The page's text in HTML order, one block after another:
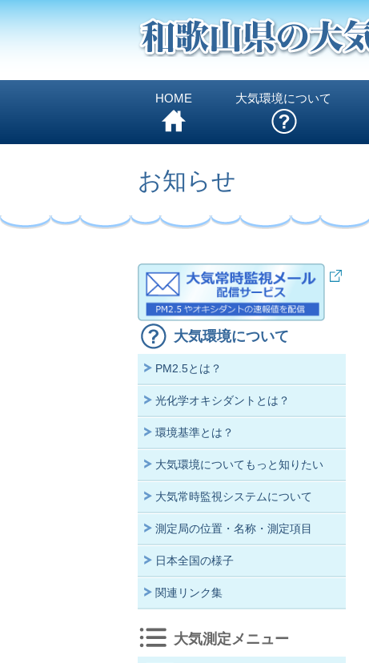
HOME 大気環境について
お知らせ
大気環境について
PM2.5とは？
光化学オキシダントとは？
環境基準とは？
大気環境についてもっと知りたい
大気常時監視システムについて
測定局の位置・名称・測定項目
日本全国の様子
関連リンク集
大気測定メニュー